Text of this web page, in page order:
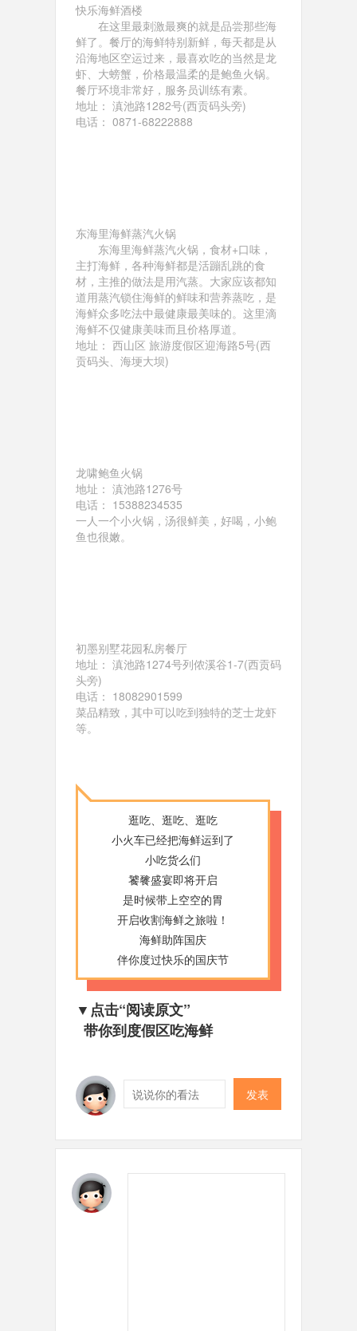
快乐海鲜酒楼
在这里最刺激最爽的就是品尝那些海
鲜了。餐厅的海鲜特别新鲜，每天都是从
沿海地区空运过来，最喜欢吃的当然是龙
虾、大螃蟹，价格最温柔的是鲍鱼火锅。
餐厅环境非常好，服务员训练有素。
地址： 滇池路1282号(西贡码头旁)
电话： 0871-68222888
东海里海鲜蒸汽火锅
东海里海鲜蒸汽火锅，食材+口味，
主打海鲜，各种海鲜都是活蹦乱跳的食
材，主推的做法是用汽蒸。大家应该都知
道用蒸汽锁住海鲜的鲜味和营养蒸吃，是
海鲜众多吃法中最健康最美味的。这里滴
海鲜不仅健康美味而且价格厚道。
地址： 西山区 旅游度假区迎海路5号(西
贡码头、海埂大坝)
龙啸鲍鱼火锅
地址： 滇池路1276号
电话： 15388234535
一人一个小火锅，汤很鲜美，好喝，小鲍
鱼也很嫩。
初墨别墅花园私房餐厅
地址： 滇池路1274号列侬溪谷1-7(西贡码
头旁)
电话： 18082901599
菜品精致，其中可以吃到独特的芝士龙虾
等。
逛吃、逛吃、逛吃
小火车已经把海鲜运到了
小吃货么们
饕餮盛宴即将开启
是时候带上空空的胃
开启收割海鲜之旅啦！
海鲜助阵国庆
伴你度过快乐的国庆节
▼点击“阅读原文”
带你到度假区吃海鲜
发表